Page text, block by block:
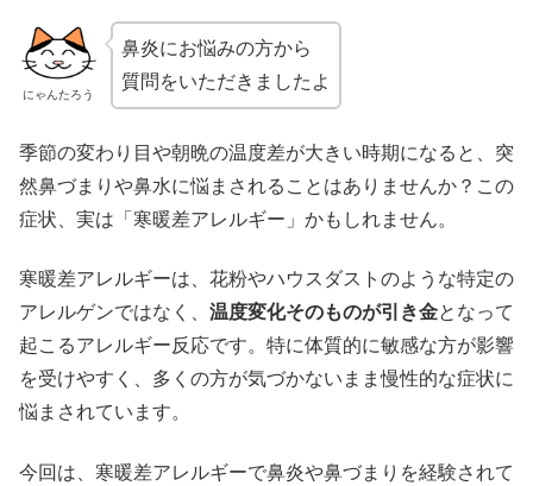
にゃんたろう
鼻炎にお悩みの方から
質問をいただきましたよ
季節の変わり目や朝晩の温度差が大きい時期になると、突
然鼻づまりや鼻水に悩まされることはありませんか？この
症状、実は「寒暖差アレルギー」かもしれません。
寒暖差アレルギーは、花粉やハウスダストのような特定の
アレルゲンではなく、 温度変化そのものが引き金となって
起こるアレルギー反応です。特に体質的に敏感な方が影響
を受けやすく、多くの方が気づかないまま慢性的な症状に
悩まされています。
今回は、寒暖差アレルギーで鼻炎や鼻づまりを経験されて